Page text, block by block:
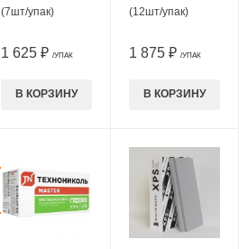
(7шт/упак)
1 625 ₽ /УПАК
В КОРЗИНУ
(12шт/упак)
1 875 ₽ /УПАК
В КОРЗИНУ